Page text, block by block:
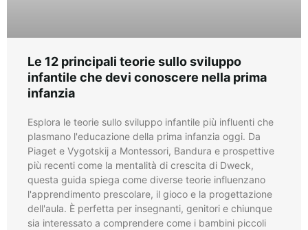
Le 12 principali teorie sullo sviluppo
infantile che devi conoscere nella prima
infanzia
Esplora le teorie sullo sviluppo infantile più influenti che
plasmano l'educazione della prima infanzia oggi. Da
Piaget e Vygotskij a Montessori, Bandura e prospettive
più recenti come la mentalità di crescita di Dweck,
questa guida spiega come diverse teorie influenzano
l'apprendimento prescolare, il gioco e la progettazione
dell'aula. È perfetta per insegnanti, genitori e chiunque
sia interessato a comprendere come i bambini piccoli